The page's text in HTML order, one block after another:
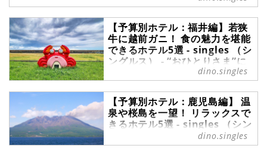
予算別ホテル の記事一覧 -
『singles』は、“おひとりさま“に焦
点を当てた情報サイトです。パート
ナーの有無に関わらず、自分らしい
生活を謳歌する彼・彼女たちのライ
フスタイルを紹介します。
【予算別ホテル：福井編】若狭
牛に越前ガニ！ 食の魅力を堪能
できるホテル5選 - singles （シ
ングルス） - “おひとりさま”に
フォーカスした情報サイト
旅行からホカンスまで、さまざまな
シーンで利用するホテル。本連載で
は、全国の宿から予算別（アンダー
1万～5万円）で泊まれるホテルをご
紹介します。今回は、福井編。福井
で人気の観光地からアクセスのよい
dino.singles
【予算別ホテル：鹿児島編】 温
泉や桜島を一望！ リラックスで
きるホテル5選 - singles （シン
グルス） - “おひとりさま”にフ
ォーカスした情報サイト
dino.singles